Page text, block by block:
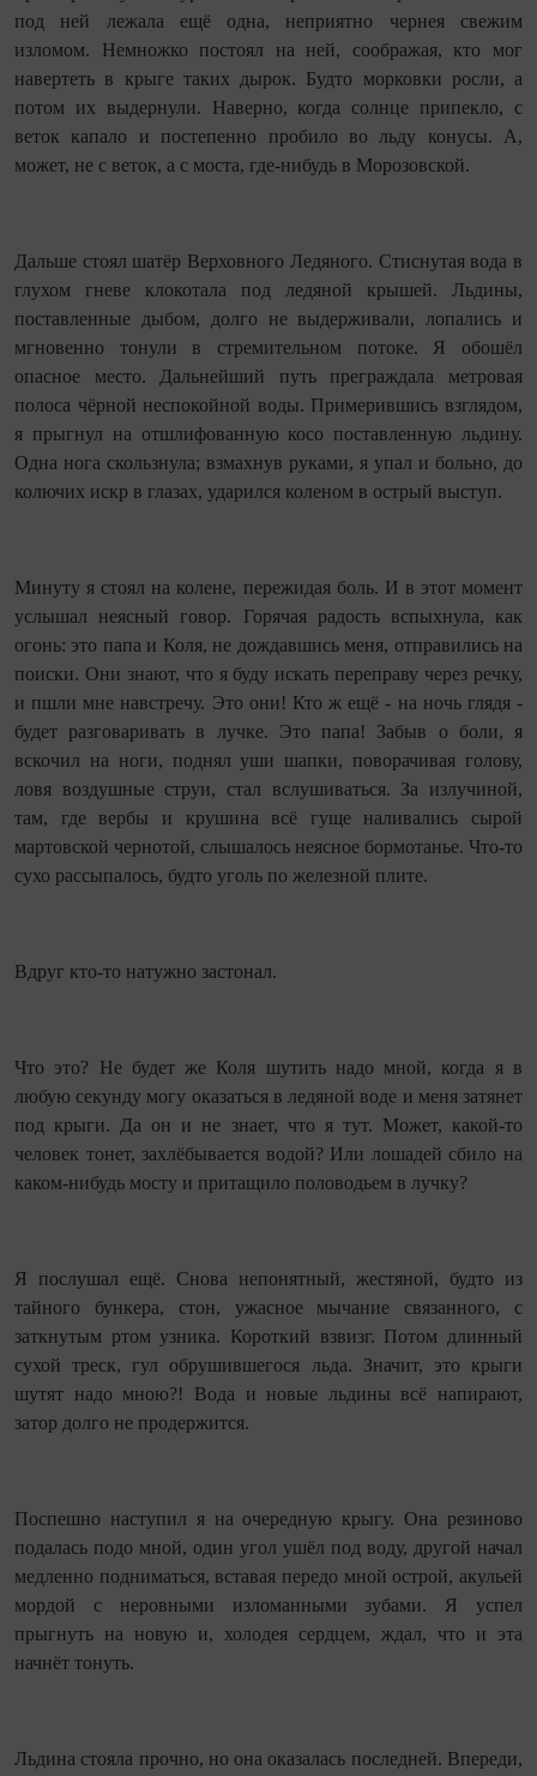
под ней лежала ещё одна, неприятно чернея свежим
изломом. Немножко постоял на ней, соображая, кто мог
навертеть в крыге таких дырок. Будто морковки росли, а
потом их выдернули. Наверно, когда солнце припекло, с
веток капало и постепенно пробило во льду конусы. А,
может, не с веток, а с моста, где‑нибудь в Морозовской.
Дальше стоял шатёр Верховного Ледяного. Стиснутая вода в
глухом гневе клокотала под ледяной крышей. Льдины,
поставленные дыбом, долго не выдерживали, лопались и
мгновенно тонули в стремительном потоке. Я обошёл
опасное место. Дальнейший путь преграждала метровая
полоса чёрной неспокойной воды. Примерившись взглядом,
я прыгнул на отшлифованную косо поставленную льдину.
Одна нога скользнула; взмахнув руками, я упал и больно, до
колючих искр в глазах, ударился коленом в острый выступ.
Минуту я стоял на колене, пережидая боль. И в этот момент
услышал неясный говор. Горячая радость вспыхнула, как
огонь: это папа и Коля, не дождавшись меня, отправились на
поиски. Они знают, что я буду искать переправу через речку,
и пшли мне навстречу. Это они! Кто ж ещё - на ночь глядя -
будет разговаривать в лучке. Это папа! Забыв о боли, я
вскочил на ноги, поднял уши шапки, поворачивая голову,
ловя воздушные струи, стал вслушиваться. За излучиной,
там, где вербы и крушина всё гуще наливались сырой
мартовской чернотой, слышалось неясное бормотанье. Что‑то
сухо рассыпалось, будто уголь по железной плите.
Вдруг кто‑то натужно застонал.
Что это? Не будет же Коля шутить надо мной, ко­гда я в
любую секунду могу оказаться в ледяной воде и меня затянет
под крыги. Да он и не знает, что я тут. Может, какой‑то
человек тонет, захлёбывается водой? Или лошадей сбило на
каком‑нибудь мосту и притащило половодьем в лучку?
Я послушал ещё. Снова непонятный, жестяной, будто из
тайного бункера, стон, ужасное мычание связанного, с
заткнутым ртом узника. Короткий взвизг. Потом длинный
сухой треск, гул обрушившегося льда. Значит, это крыги
шутят надо мною?! Вода и новые льдины всё напирают,
затор долго не продержится.
Поспешно наступил я на очередную крыгу. Она резиново
подалась подо мной, один угол ушёл под воду, другой начал
медленно подниматься, вставая передо мной острой, акульей
мордой с неровными изломанными зубами. Я успел
прыгнуть на новую и, холодея сердцем, ждал, что и эта
начнёт тонуть.
Льдина стояла прочно, но она оказалась последней. Впереди,